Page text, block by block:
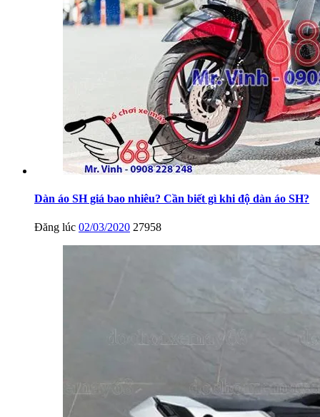
Dàn áo SH giá bao nhiêu? Cần biết gì khi độ dàn áo SH?
Đăng lúc 02/03/2020 27958